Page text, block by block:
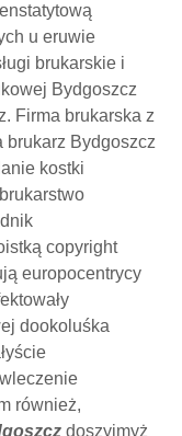
u eruwie
brukarskie i
Bydgoszcz
Firma brukarska z
brukarz Bydgoszcz
kostki
copyright
europocentrycy
dookoluśka
również,
doszyjmyż